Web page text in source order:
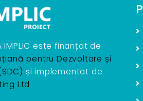
IMPLIC este finanțat de
pentru Dezvoltare și
și implementat de
Ltd